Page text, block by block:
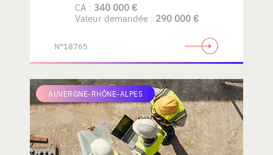
CA : 340 000 €
Valeur demandée : 290 000 €
N°18765
AUVERGNE-RHÔNE-ALPES